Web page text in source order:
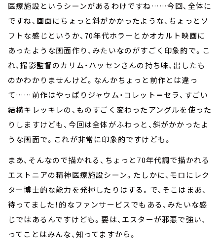
医療施設というシーンがあるわけですね……今回、全体に
ですね、画面にちょっと斜がかかったような、ちょっとソ
フトな感じというか、70年代ホラーとかオカルト映画に
あったような画面作り、みたいなのがすごく印象的で。こ
れ、撮影監督のカリム・ハッセンさんの持ち味、出したも
のかわかりませんけど。なんかちょっと前作とは違っ
て……前作はやっぱりジャウム・コレット＝セラ、すごい
結構キレッキレの、ものすごく変わったアングルを使った
りしますけども、今回は全体がふわっと、斜がかかったよ
うな画面で。これが非常に印象的ですけども。
まあ、そんなので描かれる、ちょっと70年代調で描かれる
エストニアの精神医療施設シーン。たしかに、モロにレク
ター博士的な能力を発揮したりはする。で、そこはまあ、
待ってました！的なファンサービスでもある、みたいな感
じではあるんですけども。要は、エスターが邪悪で強い、
ってことはみんな、知ってますから。